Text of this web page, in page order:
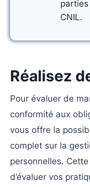
CNIL.
Réalisez
Pour évaluer de
conformité aux
vous offre la
complet sur la
personnelles.
d’évaluer vos